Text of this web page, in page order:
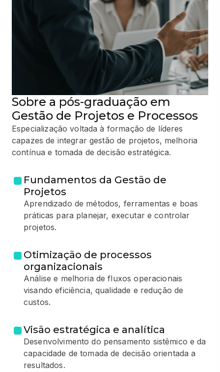
Sobre a pós-graduação em
Gestão de Projetos e Processos
Especialização voltada à formação de líderes
capazes de integrar gestão de projetos, melhoria
contínua e tomada de decisão estratégica.
Fundamentos da Gestão de
Projetos
Aprendizado de métodos, ferramentas e boas
práticas para planejar, executar e controlar
projetos.
Otimização de processos
organizacionais
Análise e melhoria de fluxos operacionais
visando eficiência, qualidade e redução de
custos.
Visão estratégica e analítica
Desenvolvimento do pensamento sistêmico e da
capacidade de tomada de decisão orientada a
resultados.